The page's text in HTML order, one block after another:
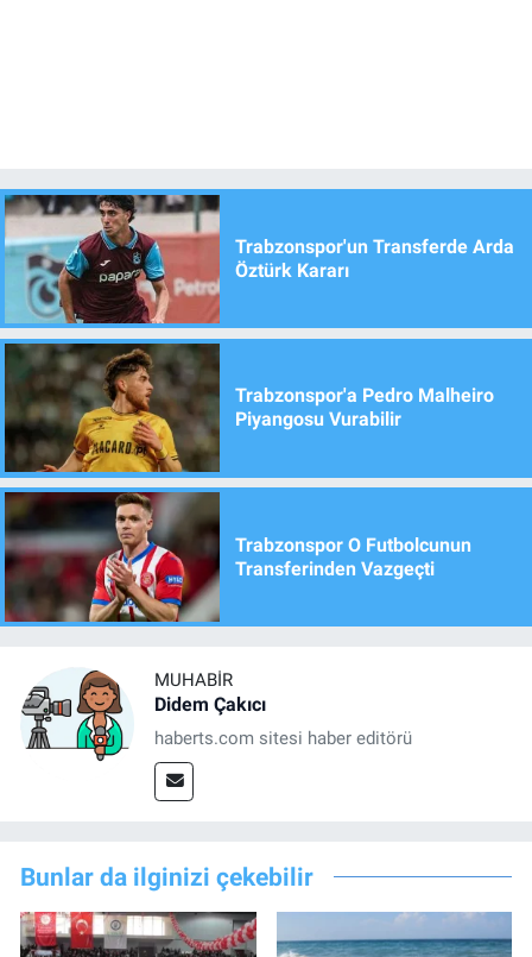
Trabzonspor'un Transferde Arda
Öztürk Kararı
Trabzonspor'a Pedro Malheiro
Piyangosu Vurabilir
Trabzonspor O Futbolcunun
Transferinden Vazgeçti
MUHABIR
Didem Çakıcı
haberts.com sitesi haber editörü
Bunlar da ilginizi çekebilir